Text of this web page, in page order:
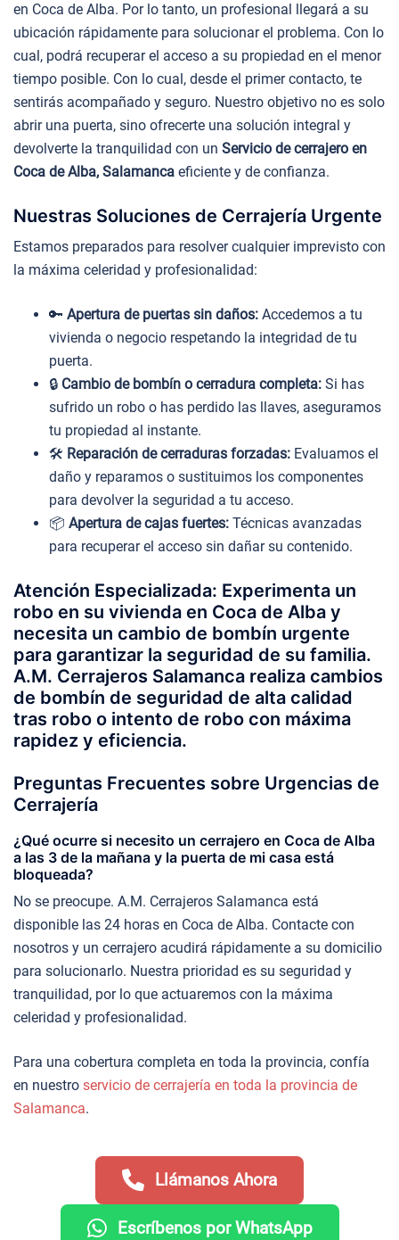
en Coca de Alba. Por lo tanto, un profesional llegará a su
ubicación rápidamente para solucionar el problema. Con lo
cual, podrá recuperar el acceso a su propiedad en el menor
tiempo posible. Con lo cual, desde el primer contacto, te
sentirás acompañado y seguro. Nuestro objetivo no es solo
abrir una puerta, sino ofrecerte una solución integral y
devolverte la tranquilidad con un Servicio de cerrajero en
Coca de Alba, Salamanca eficiente y de confianza.
Nuestras Soluciones de Cerrajería Urgente
Estamos preparados para resolver cualquier imprevisto con
la máxima celeridad y profesionalidad:
🔑 Apertura de puertas sin daños: Accedemos a tu
vivienda o negocio respetando la integridad de tu
puerta.
🔒 Cambio de bombín o cerradura completa: Si has
sufrido un robo o has perdido las llaves, aseguramos
tu propiedad al instante.
🛠️ Reparación de cerraduras forzadas: Evaluamos el
daño y reparamos o sustituimos los componentes
para devolver la seguridad a tu acceso.
📦 Apertura de cajas fuertes: Técnicas avanzadas
para recuperar el acceso sin dañar su contenido.
Atención Especializada: Experimenta un
robo en su vivienda en Coca de Alba y
necesita un cambio de bombín urgente
para garantizar la seguridad de su familia.
A.M. Cerrajeros Salamanca realiza cambios
de bombín de seguridad de alta calidad
tras robo o intento de robo con máxima
rapidez y eficiencia.
Preguntas Frecuentes sobre Urgencias de
Cerrajería
¿Qué ocurre si necesito un cerrajero en Coca de Alba
a las 3 de la mañana y la puerta de mi casa está
bloqueada?
No se preocupe. A.M. Cerrajeros Salamanca está
disponible las 24 horas en Coca de Alba. Contacte con
nosotros y un cerrajero acudirá rápidamente a su domicilio
para solucionarlo. Nuestra prioridad es su seguridad y
tranquilidad, por lo que actuaremos con la máxima
celeridad y profesionalidad.
Para una cobertura completa en toda la provincia, confía
en nuestro servicio de cerrajería en toda la provincia de
Salamanca.
Llámanos Ahora
Escríbenos por WhatsApp